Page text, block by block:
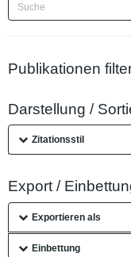
Publikationen
Darstellung /
Zitationsstil
Export /
Exportieren als
Einbettung